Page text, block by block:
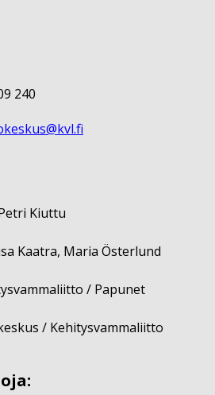
240
Kiuttu
Kaatra, Maria Österlund
/ Papunet
/ Kehitysvammaliitto